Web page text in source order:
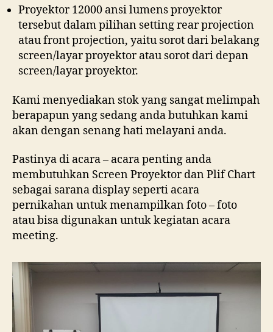
Proyektor 12000 ansi lumens proyektor
tersebut dalam pilihan setting rear projection
atau front projection, yaitu sorot dari belakang
screen/layar proyektor atau sorot dari depan
screen/layar proyektor.
Kami menyediakan stok yang sangat melimpah
berapapun yang sedang anda butuhkan kami
akan dengan senang hati melayani anda.
Pastinya di acara – acara penting anda
membutuhkan Screen Proyektor dan Plif Chart
sebagai sarana display seperti acara
pernikahan untuk menampilkan foto – foto
atau bisa digunakan untuk kegiatan acara
meeting.